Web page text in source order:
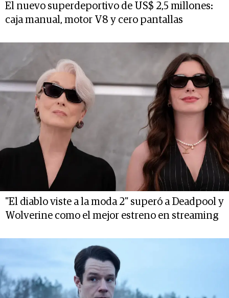
El nuevo superdeportivo de US$ 2,5 millones:
caja manual, motor V8 y cero pantallas
"El diablo viste a la moda 2" superó a Deadpool y
Wolverine como el mejor estreno en streaming